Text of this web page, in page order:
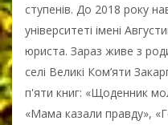
ступенів. До 2018 року
університеті імені
юриста. Зараз живе з
селі Великі Ком’яти
п'яти книг: «Щоденник
«Мама казали правду»,